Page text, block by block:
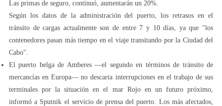
Las primas de seguro, continuó, aumentarán un 20%.
Según los datos de la administración del puerto, los retrasos en el
tránsito de cargas actualmente son de entre 7 y 10 días, ya que "los
contenedores pasan más tiempo en el viaje transitando por la Ciudad del
Cabo".
El puerto belga de Amberes —el segundo en términos de tránsito de
mercancías en Europa— no descarta interrupciones en el trabajo de sus
terminales por la situación en el mar Rojo en un futuro próximo,
informó a Sputnik el servicio de prensa del puerto. Los más afectados,